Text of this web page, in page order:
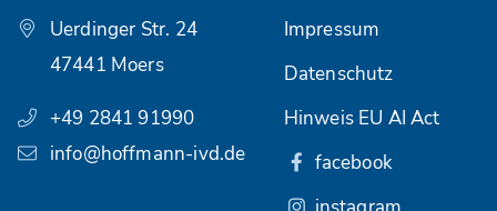
Uerdinger Str. 24
47441 Moers
+49 2841 91990
info@hoffmann-ivd.de
Impressum
Datenschutz
Hinweis EU AI Act
facebook